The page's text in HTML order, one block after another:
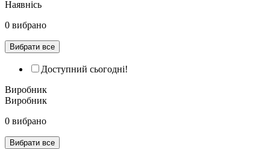
Наявнісь
0 вибрано
Вибрати все
Доступний сьогодні!
Виробник
Виробник
0 вибрано
Вибрати все